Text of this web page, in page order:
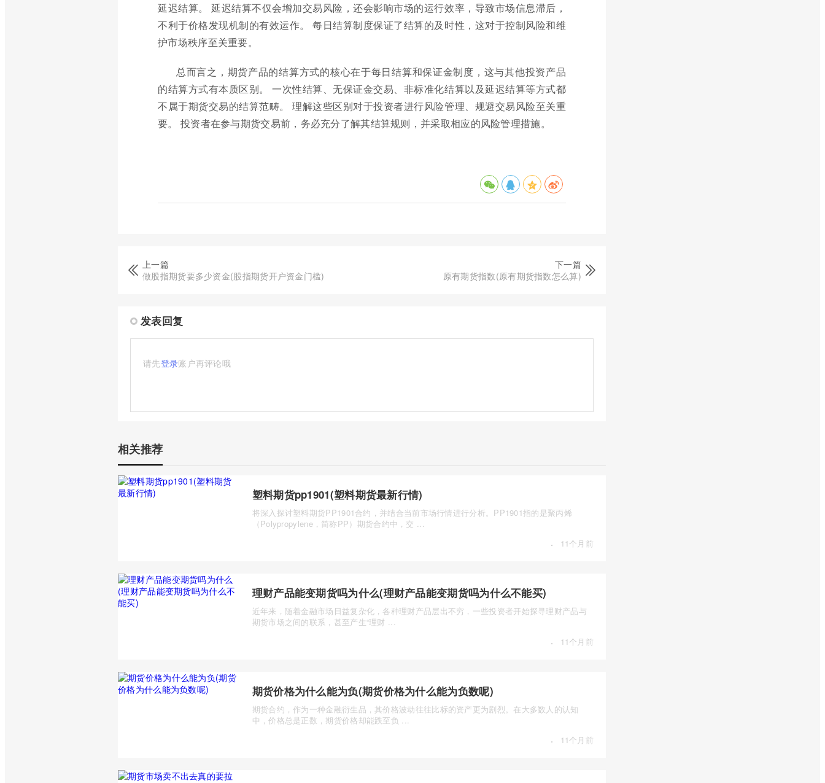
延迟结算。 延迟结算不仅会增加交易风险，还会影响市场的运行效率，导致市场信息滞后，
不利于价格发现机制的有效运作。 每日结算制度保证了结算的及时性，这对于控制风险和维
护市场秩序至关重要。
总而言之，期货产品的结算方式的核心在于每日结算和保证金制度，这与其他投资产品
的结算方式有本质区别。 一次性结算、无保证金交易、非标准化结算以及延迟结算等方式都
不属于期货交易的结算范畴。 理解这些区别对于投资者进行风险管理、规避交易风险至关重
要。 投资者在参与期货交易前，务必充分了解其结算规则，并采取相应的风险管理措施。
上一篇
做股指期货要多少资金(股指期货开户资金门槛)
下一篇
原有期货指数(原有期货指数怎么算)
发表回复
请先登录账户再评论哦
相关推荐
塑料期货pp1901(塑料期货最新行情)
将深入探讨塑料期货PP1901合约，并结合当前市场行情进行分析。PP1901指的是聚丙烯
（Polypropylene，简称PP）期货合约中，交 ...
· 11个月前
理财产品能变期货吗为什么(理财产品能变期货吗为什么不能买)
近年来，随着金融市场日益复杂化，各种理财产品层出不穷，一些投资者开始探寻理财产品与
期货市场之间的联系，甚至产生“理财 ...
· 11个月前
期货价格为什么能为负(期货价格为什么能为负数呢)
期货合约，作为一种金融衍生品，其价格波动往往比标的资产更为剧烈。在大多数人的认知
中，价格总是正数，期货价格却能跌至负 ...
· 11个月前